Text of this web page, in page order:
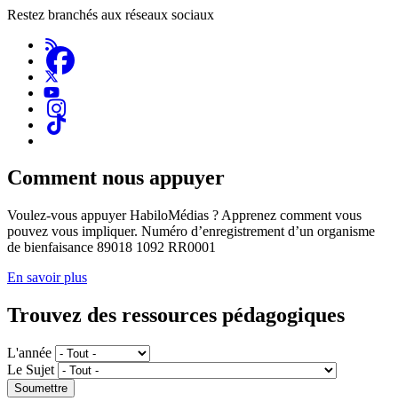
Restez branchés aux réseaux sociaux
Comment nous appuyer
Voulez-vous appuyer HabiloMédias ? Apprenez comment vous
pouvez vous impliquer. Numéro d’enregistrement d’un organisme
de bienfaisance 89018 1092 RR0001
En savoir plus
Trouvez des ressources pédagogiques
L'année
Le Sujet